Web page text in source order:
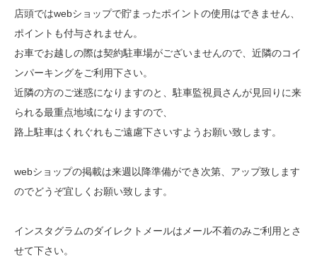
店頭ではwebショップで貯まったポイントの使用はできません、
ポイントも付与されません。
お車でお越しの際は契約駐車場がございませんので、近隣のコイ
ンパーキングをご利用下さい。
近隣の方のご迷惑になりますのと、駐車監視員さんが見回りに来
られる最重点地域になりますので、
路上駐車はくれぐれもご遠慮下さいすようお願い致します。
webショップの掲載は来週以降準備ができ次第、アップ致します
のでどうぞ宜しくお願い致します。
インスタグラムのダイレクトメールはメール不着のみご利用とさ
せて下さい。